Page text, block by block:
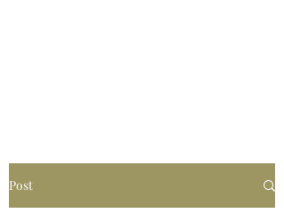
Post